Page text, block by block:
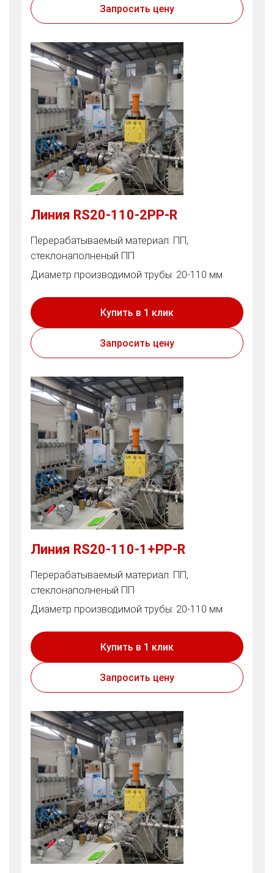
Запросить цену
Линия RS20-110-2PP-R
Перерабатываемый материал: ПП,
стеклонаполненый ПП
Диаметр производимой трубы: 20-110 мм
Купить в 1 клик
Запросить цену
Линия RS20-110-1+PP-R
Перерабатываемый материал: ПП,
стеклонаполненый ПП
Диаметр производимой трубы: 20-110 мм
Купить в 1 клик
Запросить цену